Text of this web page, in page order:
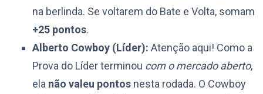
na berlinda. Se voltarem do Bate e Volta, somam
+25 pontos.
Alberto Cowboy (Líder): Atenção aqui! Como a
Prova do Líder terminou com o mercado aberto,
ela não valeu pontos nesta rodada. O Cowboy